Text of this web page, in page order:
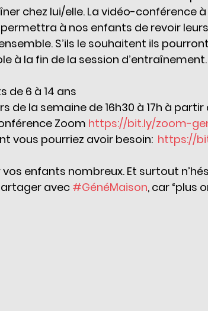
chez lui/elle. La vidéo-conférence
à nos enfants de revoir
S’ils le souhaitent ils
à la fin de la session d’entraînement.
de 6 à 14 ans
de la semaine de 16h30 à 17h à
Zoom https://bit.ly/zoom-
vous pourriez avoir besoin: https://
enfants nombreux. Et surtout
avec #GénéMaison, car “plus